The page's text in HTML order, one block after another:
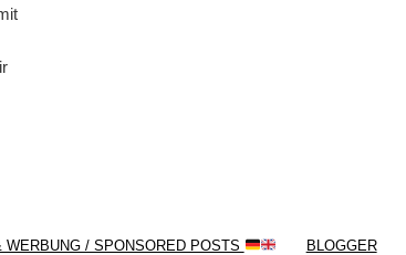
WERBUNG / SPONSORED POSTS BLOGGER